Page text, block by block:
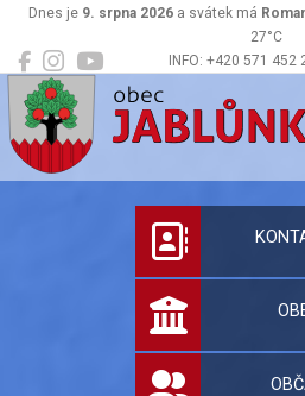
INFO: +420 571 452
Dnes je 9. srpna 2026 a svátek má
27°C
Jablůnka
Oficiální